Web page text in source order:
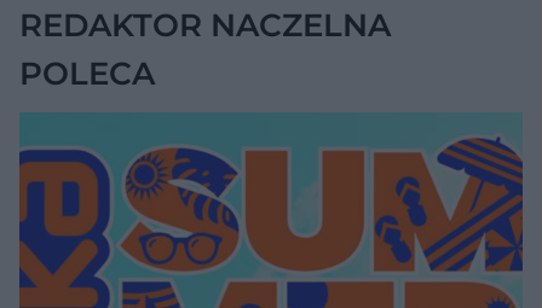
REDAKTOR NACZELNA
POLECA